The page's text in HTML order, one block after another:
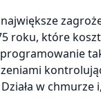
roku, które
w